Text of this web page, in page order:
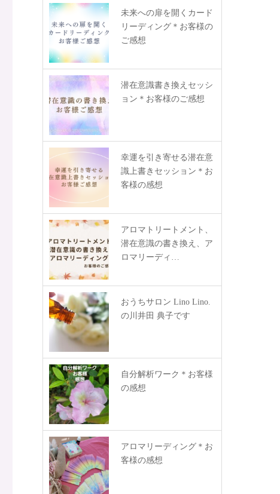
未来への扉を開くカード
リーディング＊お客様の
ご感想
潜在意識書き換えセッシ
ョン＊お客様のご感想
幸運を引き寄せる潜在意
識上書きセッション＊お
客様の感想
アロマトリートメント、
潜在意識の書き換え、ア
ロマリーディ…
おうちサロン Lino Lino.
の川井田 典子です
自分解析ワーク＊お客様
の感想
アロマリーディング＊お
客様の感想